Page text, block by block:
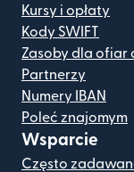
Kursy i opłaty
Kody SWIFT
Zasoby dla ofiar
Partnerzy
Numery IBAN
Poleć znajomym
Wsparcie
Często